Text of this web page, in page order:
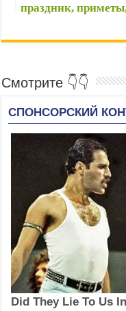
праздник,
открытки —
Смотрите 👇👇